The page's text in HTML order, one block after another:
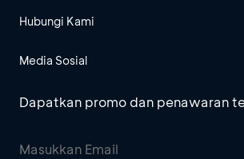
Hubungi Kami
Media Sosial
Dapatkan promo dan penawaran